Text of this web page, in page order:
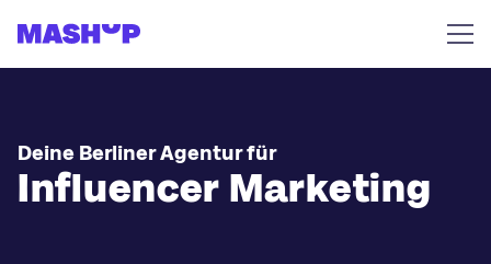
Deine Berliner Agentur für
Influencer Marketing